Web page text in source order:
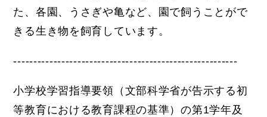
た、各園、うさぎや亀など、
園で飼うことがで
きる生き物を飼育しています。
--------------------------------------------------------
小学校学習指導要領（文部科学省が告示する初
等教育における教育課程の基準）の第1学年及